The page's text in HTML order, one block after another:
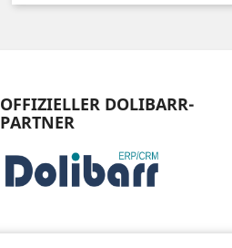
OFFIZIELLER DOLIBARR-
PARTNER